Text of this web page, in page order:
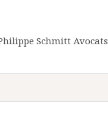
Schmitt Avocats